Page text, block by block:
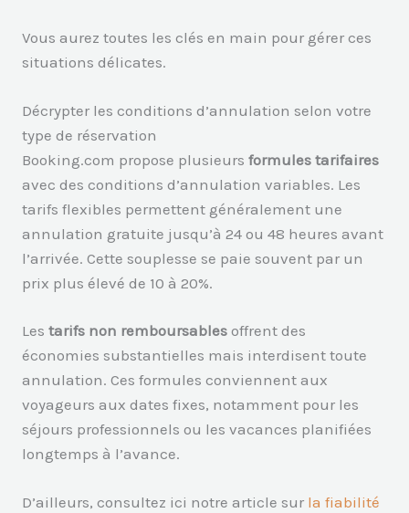
Vous aurez toutes les clés en main pour gérer ces
situations délicates.
Décrypter les conditions d’annulation selon votre
type de réservation
Booking.com propose plusieursformules tarifaires
avec des conditions d’annulation variables. Les
tarifs flexibles permettent généralement une
annulation gratuite jusqu’à 24 ou 48 heures avant
l’arrivée. Cette souplesse se paie souvent par un
prix plus élevé de 10 à 20%.
Lestarifs non remboursables offrent des
économies substantielles mais interdisent toute
annulation. Ces formules conviennent aux
voyageurs aux dates fixes, notamment pour les
séjours professionnels ou les vacances planifiées
longtemps à l’avance.
D’ailleurs, consultez ici notre article sur la fiabilité